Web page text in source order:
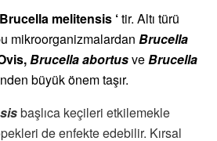
Brucella melitensis ‘tir. Altı türü
mikroorganizmalardan Brucella
Brucella abortusveBrucella
büyük önem taşır.
başlıca keçileri etkilemekle
de enfekte edebilir. Kırsal